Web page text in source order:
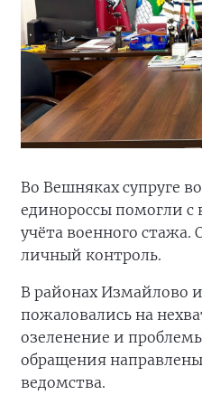
Во Вешняках супруге
единороссы помогли с
учёта военного стажа.
личный контроль.
В районах Измайлово
пожаловались на
озеленение и
обращения
ведомства.